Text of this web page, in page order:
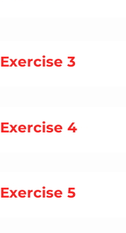
Exercise 3
Exercise 4
Exercise 5